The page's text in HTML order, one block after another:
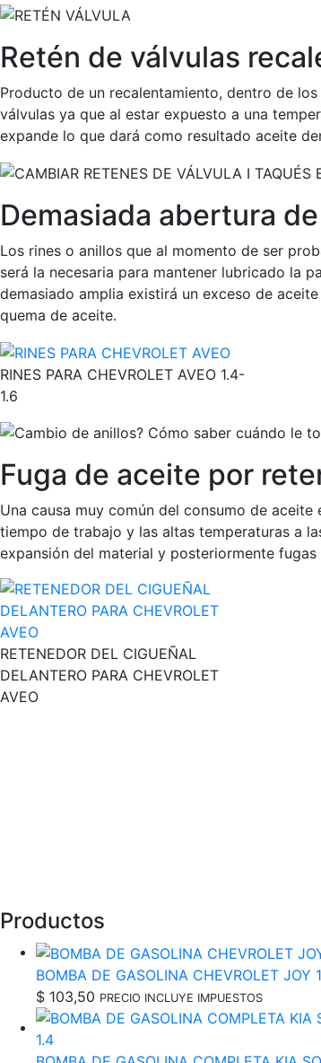
Retén de válvulas
Producto de un recalentamiento, dentro de
válvulas ya que al estar expuesto a una
expande lo que dará como resultado aceite
Demasiada abertura
Los rines o anillos que al momento de ser
será la necesaria para mantener lubricado la
demasiado amplia existirá un exceso de
quema de aceite.
RINES PARA CHEVROLET AVEO 1.4-
1.6
Fuga de aceite por
Una causa muy común del consumo de
tiempo de trabajo y las altas temperaturas a
expansión del material y posteriormente fugas
RETENEDOR DEL CIGUEÑAL
DELANTERO PARA CHEVROLET
AVEO
Productos
BOMBA DE GASOLINA CHEVROLET JOY
$ 103,50 PRECIO INCLUYE IMPUESTOS